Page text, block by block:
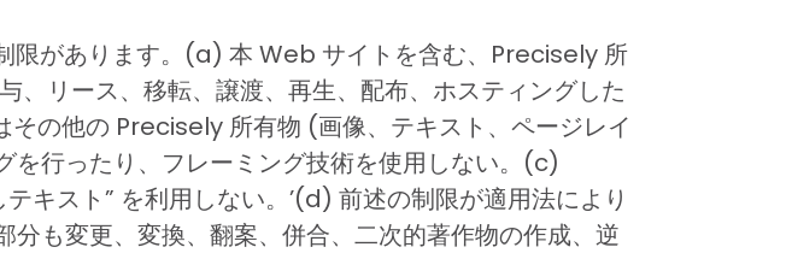
限があります。(a) 本 Web サイトを含む、Precisely 所
リース、移転、譲渡、再生、配布、ホスティングした
の他の Precisely 所有物 (画像、テキスト、ページレイ
を行ったり、フレーミング技術を使用しない。(c)
キスト” を利用しない。’(d) 前述の制限が適用法により
も変更、変換、翻案、併合、二次的著作物の作成、逆